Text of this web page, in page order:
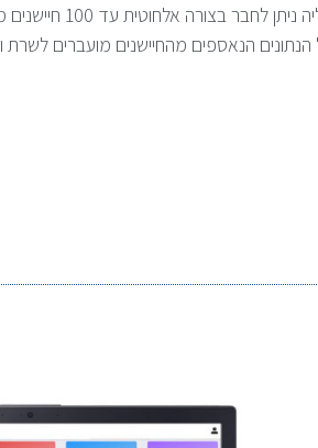
לחבר בצורה אלחוטית עד 100 חיישנים מסוגים שונים ברדיוס של 100 מ'.
הנתונים הנאספים מהחיישנים מועברים לשרת